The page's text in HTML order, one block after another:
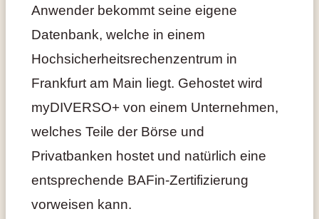
Anwender bekommt seine eigene
Datenbank, welche in einem
Hochsicherheitsrechenzentrum in
Frankfurt am Main liegt. Gehostet wird
myDIVERSO+ von einem Unternehmen,
welches Teile der Börse und
Privatbanken hostet und natürlich eine
entsprechende BAFin-Zertifizierung
vorweisen kann.